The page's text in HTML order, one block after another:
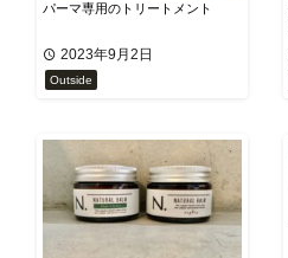
パーマ専用のトリートメント
2023年9月2日
Outside